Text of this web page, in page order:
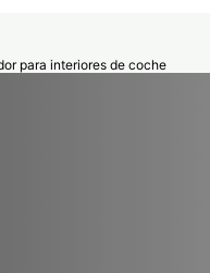
para interiores de coche